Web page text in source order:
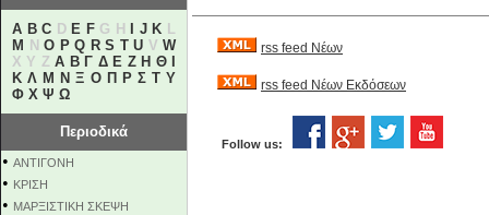
A B C D E FG H J K L
M
N O P Q R S T U V W
X Y ZΑ Β Γ Δ Ε Ζ Η Θ
Κ Λ Μ Ν Ξ Ο Π Ρ Σ Τ Υ
Φ Χ Ψ Ω
Περιοδικά
• ΑΝΤΙΓΟΝΗ
• ΚΡΙΣΗ
• ΜΑΡΞΙΣΤΙΚΗ ΣΚΕΨΗ
rss feed Νέων
rss feed Νέων Εκδόσεων
Follow us: